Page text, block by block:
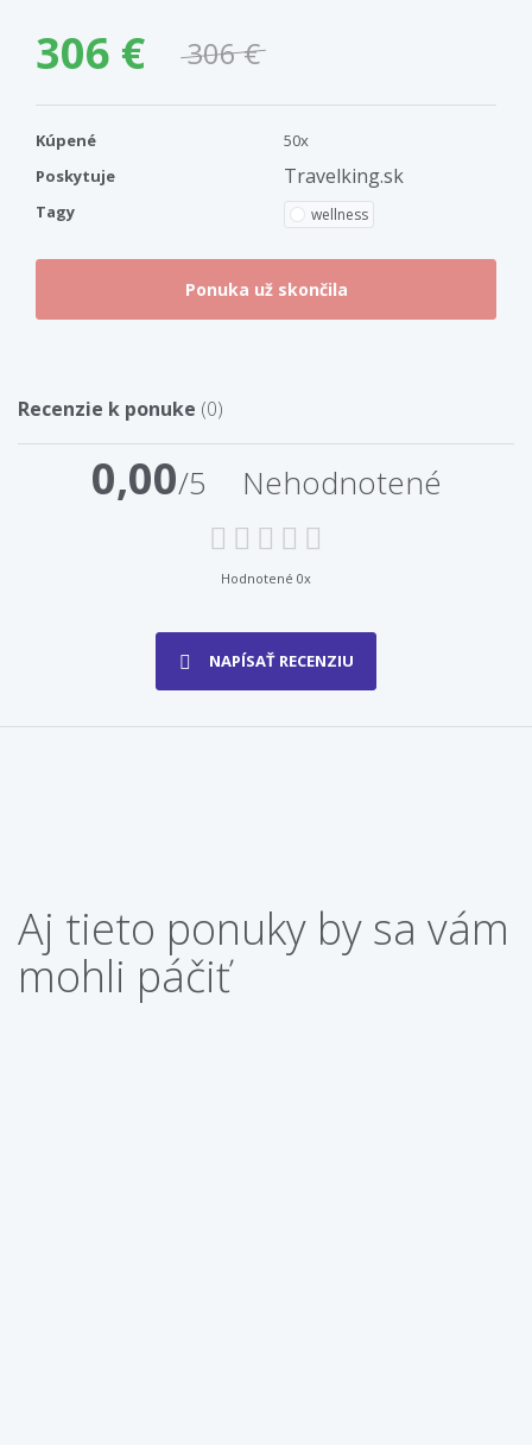
306 € 306 €
Kúpené
50x
Poskytuje
Travelking.sk
Tagy wellness
Recenzie k ponuke (0)
0,00/5 Nehodnotené
Hodnotené 0x
NAPÍSAŤ RECENZIU
Aj tieto ponuky by sa vám
mohli páčiť